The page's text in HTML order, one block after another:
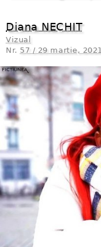
Diana NECHIT
Vizual
Nr. 57 / 29 martie, 2021